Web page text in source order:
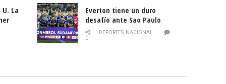
La
Everton tiene un duro
desafío ante Sao Paulo
DEPORTES, NACIONAL
0